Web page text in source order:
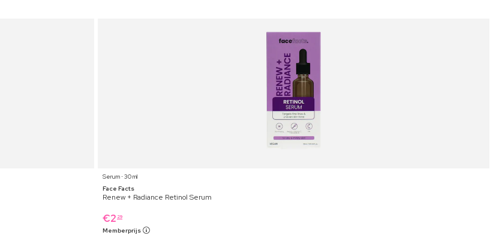
Serum ⋅ 30 ml
Face Facts
Renew + Radiance Retinol Serum
€2 29
Memberprijs